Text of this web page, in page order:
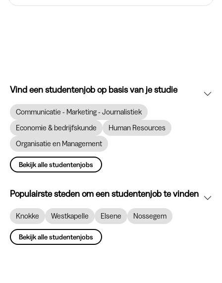
Vind een studentenjob op basis van je studie
Communicatie - Marketing - Journalistiek
Economie & bedrijfskunde
Human Resources
Organisatie en Management
Bekijk alle studentenjobs
Populairste steden om een studentenjob te vinden
Knokke Westkapelle Elsene Nossegem
Bekijk alle studentenjobs